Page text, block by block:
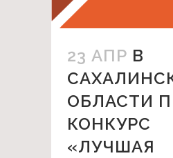
23 АПР В
ОБЛАСТИ
КОНКУРС
«ЛУЧШАЯ